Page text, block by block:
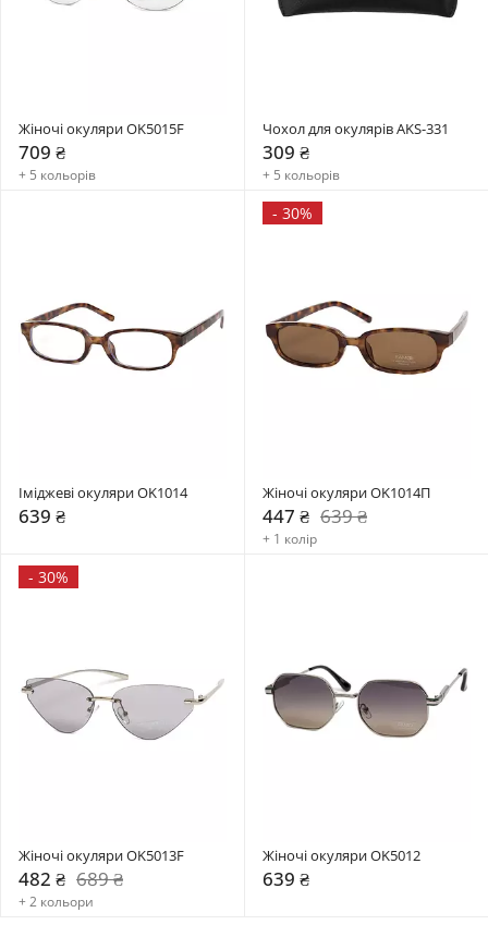
Жіночі окуляри OK5015F
709 ₴
+ 5 кольорів
Чохол для окулярів AKS-331
309 ₴
+ 5 кольорів
Іміджеві окуляри OK1014
639 ₴
- 30%
Жіночі окуляри OK1014П
447 ₴ 639 ₴
+ 1 колір
- 30%
Жіночі окуляри OK5013F
482 ₴ 689 ₴
+ 2 кольори
Жіночі окуляри OK5012
639 ₴